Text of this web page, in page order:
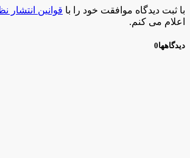
با ثبت دیدگاه موافقت خود را با قوانین انتشار
اعلام می کنم.
دیدگاهها0